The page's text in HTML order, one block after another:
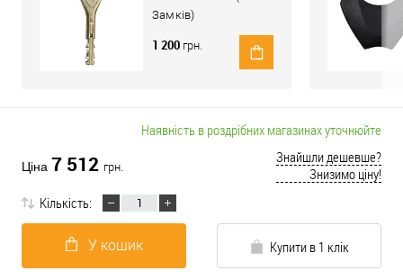
Замків)
1 200 грн.
Наявність в роздрібних магазинах уточнюйте
Ціна 7 512 грн.
Знайшли дешевше?
Знизимо ціну!
Кількість:
У кошик Купити в 1 клік